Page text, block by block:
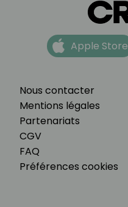
Nous contacter
Mentions légales
Partenariats
CGV
FAQ
Préférences cookies
Apple Store